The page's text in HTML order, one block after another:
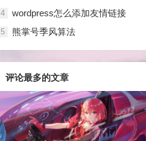
4 wordpress怎么添加友情链接
5 熊掌号季风算法
评论最多的文章